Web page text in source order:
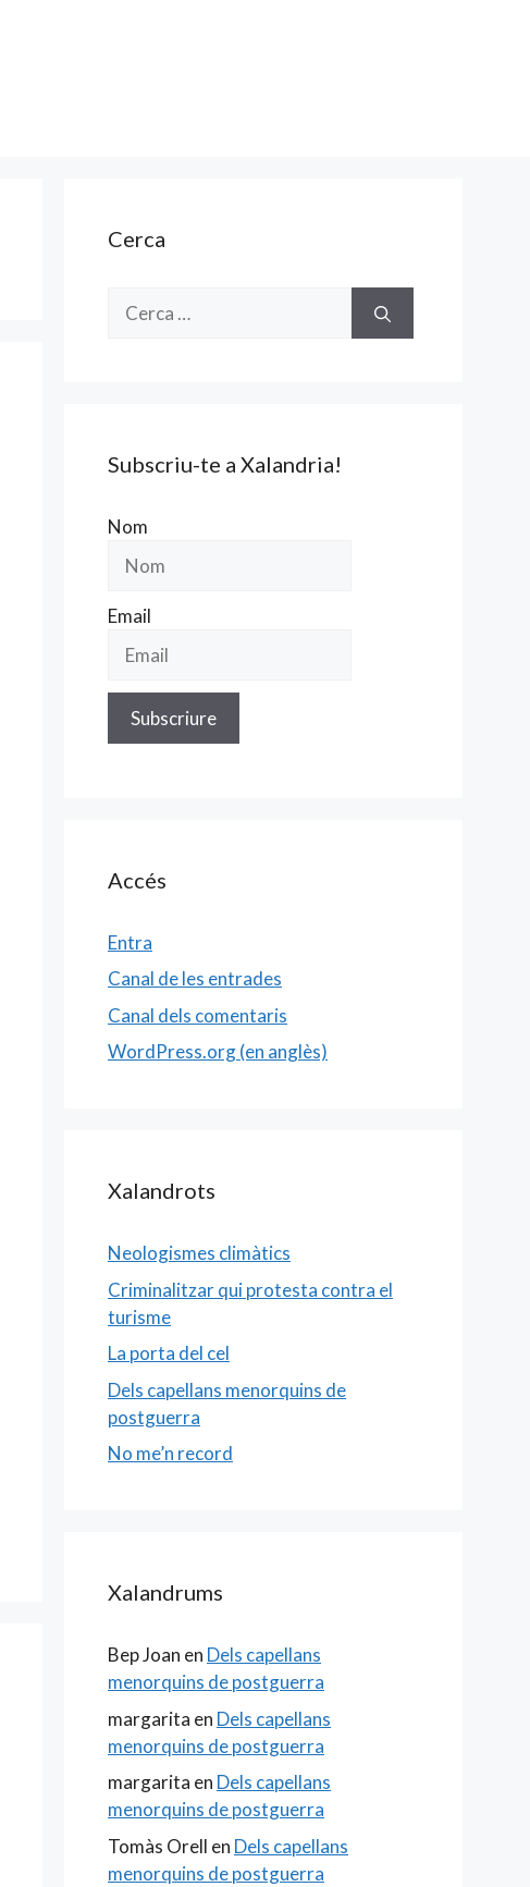
Cerca
Subscriu-te a Xalandria!
Nom
Email
Accés
Entra
Canal de les entrades
Canal dels comentaris
WordPress.org (en anglès)
Xalandrots
Neologismes climàtics
Criminalitzar qui protesta contra el
turisme
La porta del cel
Dels capellans menorquins de
postguerra
No me’n record
Xalandrums
Bep Joan en Dels capellans
menorquins de postguerra
margarita en Dels capellans
menorquins de postguerra
margarita en Dels capellans
menorquins de postguerra
Tomàs Orell en Dels capellans
menorquins de postguerra